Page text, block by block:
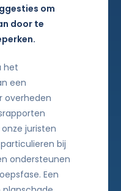
om
door te
het
een
overheden
juristen
bij
ondersteunen
Een